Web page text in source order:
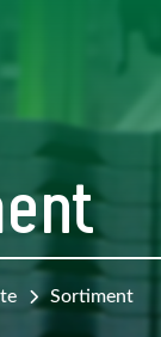
Sortiment